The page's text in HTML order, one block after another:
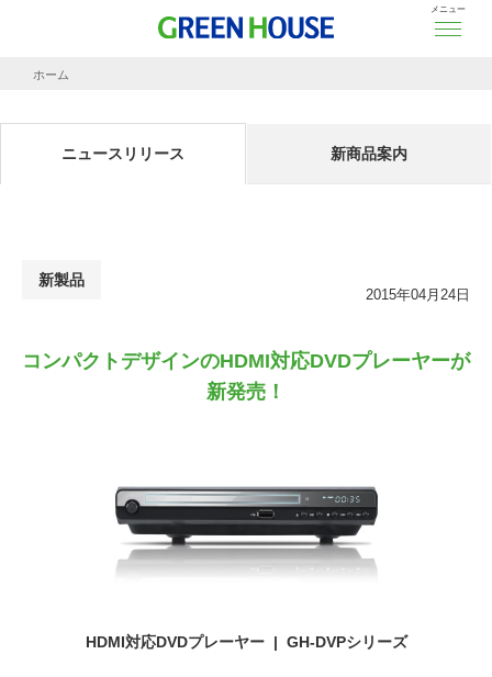
メニュー
ホーム
ニュースリリース 新商品案内
新製品
2015年04月24日
コンパクトデザインのHDMI対応DVDプレーヤーが
新発売！
HDMI対応DVDプレーヤー | GH-DVPシリーズ